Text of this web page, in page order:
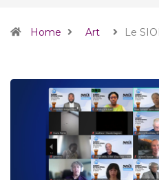
Home Art Le